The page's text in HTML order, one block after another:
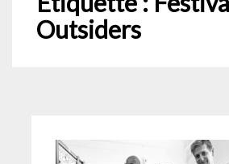
Outsiders